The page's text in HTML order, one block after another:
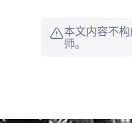
本文内容不
师。